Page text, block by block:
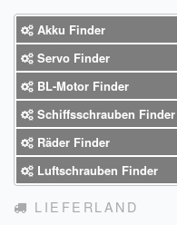
Akku Finder
Servo Finder
BL-Motor Finder
Schiffsschrauben Finder
Räder Finder
Luftschrauben Finder
LIEFERLAND